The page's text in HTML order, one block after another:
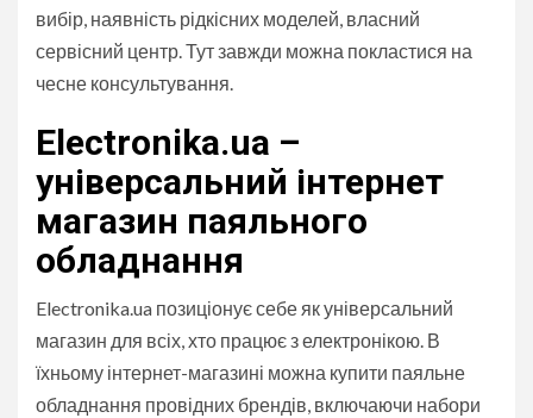
вибір, наявність рідкісних моделей, власний
сервісний центр. Тут завжди можна покластися на
чесне консультування.
Electronika.ua –
універсальний інтернет
магазин паяльного
обладнання
Electronika.ua позиціонує себе як універсальний
магазин для всіх, хто працює з електронікою. В
їхньому інтернет-магазині можна купити паяльне
обладнання провідних брендів, включаючи набори